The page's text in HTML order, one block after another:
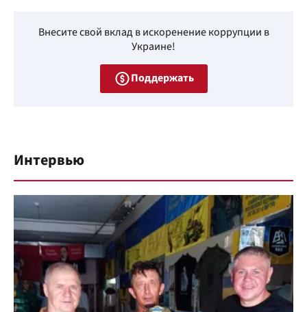
Внесите свой вклад в искоренение коррупции в
Украине!
Поддержать
Интервью